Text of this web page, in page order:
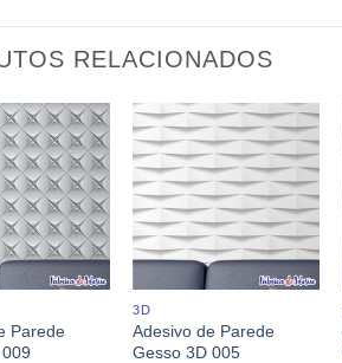
RELACIONADOS
Parede
3D
Adesivo de Parede
Gesso 3D 005